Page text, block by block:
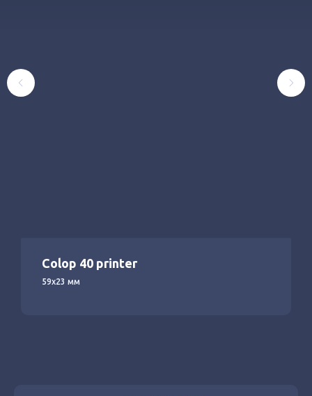
Colop 40 printer
59x23 мм